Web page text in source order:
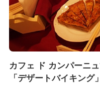
カフェ ド カンパーニ
「デザートバイキング